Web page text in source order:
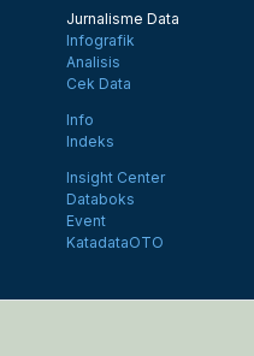
Jurnalisme Data
Infografik
Analisis
Cek Data
Info
Indeks
Insight Center
Databoks
Event
KatadataOTO